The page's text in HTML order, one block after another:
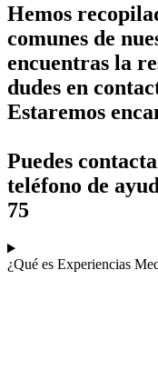
Hemos
comunes de
encuentras la
dudes en
Estaremos
Puedes
teléfono de
75
¿Qué es Experiencias